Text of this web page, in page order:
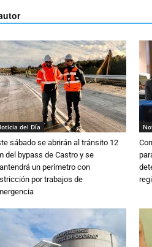
del Día
sábado se abrirán al tránsito 12
del bypass de Castro y se
un perímetro con
por trabajos de